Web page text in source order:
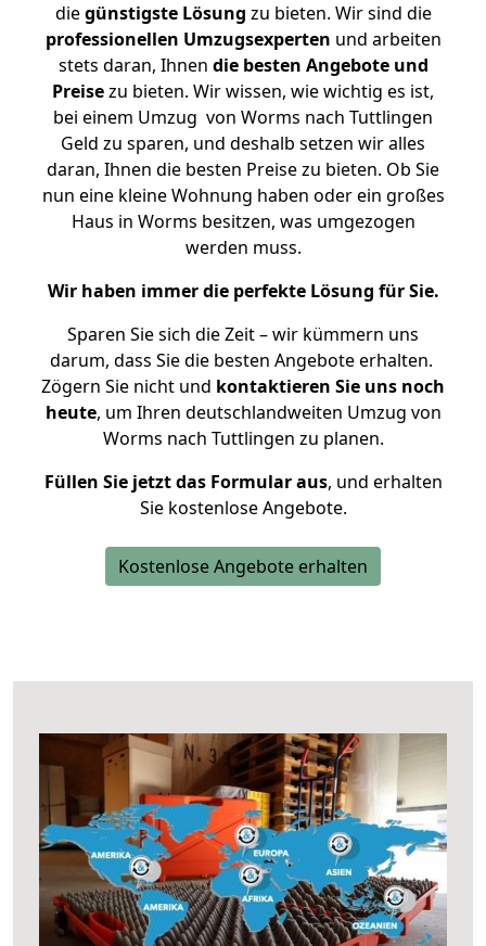
diegünstigste Lösung zu bieten. Wir sind die
professionellen Umzugsexperten und arbeiten
stets daran, Ihnen die besten Angebote und
Preisezu bieten. Wir wissen, wie wichtig es ist,
bei einem Umzug von Worms nach Tuttlingen
Geld zu sparen, und deshalb setzen wir alles
daran, Ihnen die besten Preise zu bieten. Ob Sie
nun eine kleine Wohnung haben oder ein großes
Haus in Worms besitzen, was umgezogen
werden muss.
Wir haben immer die perfekte Lösung für Sie.
Sparen Sie sich die Zeit – wir kümmern uns
darum, dass Sie die besten Angebote erhalten.
Zögern Sie nicht und kontaktieren Sie uns noch
heute, um Ihren deutschlandweiten Umzug von
Worms nach Tuttlingen zu planen.
Füllen Sie jetzt das Formular aus, und erhalten
Sie kostenlose Angebote.
Kostenlose Angebote erhalten